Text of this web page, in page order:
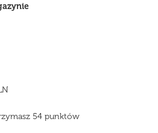
54 punktów